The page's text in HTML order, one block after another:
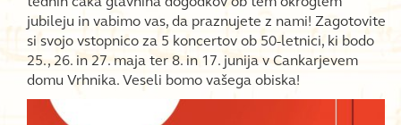
jubileju in vabimo vas, da praznujete z nami! Zagotovite
si svojo vstopnico za 5 koncertov ob 50-letnici, ki bodo
25., 26. in 27. maja ter 8. in 17. junija v Cankarjevem
domu Vrhnika. Veseli bomo vašega obiska!